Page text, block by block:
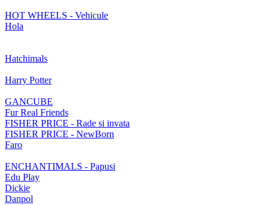
HOT WHEELS - Vehicule
Hola
Hatchimals
Harry Potter
GANCUBE
Fur Real Friends
FISHER PRICE - Rade si invata
FISHER PRICE - NewBorn
Faro
ENCHANTIMALS - Papusi
Edu Play
Dickie
Danpol